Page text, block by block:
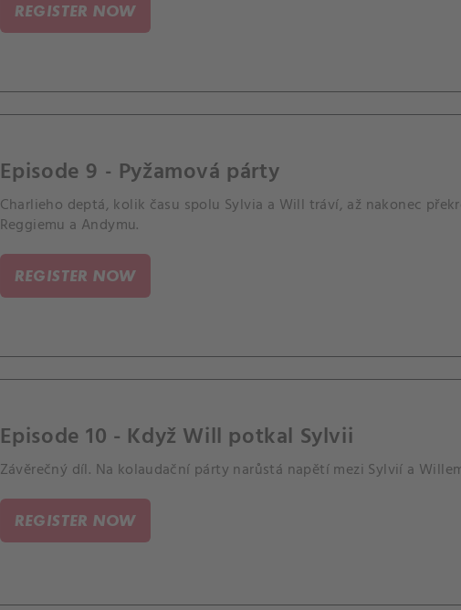
REGISTER NOW
Episode 9 - Pyžamová párty
Charlieho deptá, kolik času spolu Sylvia a Will tráví, až nakonec
Reggiemu a Andymu.
REGISTER NOW
Episode 10 - Když Will potkal Sylvii
Závěrečný díl. Na kolaudační párty narůstá napětí mezi Sylvií a
REGISTER NOW